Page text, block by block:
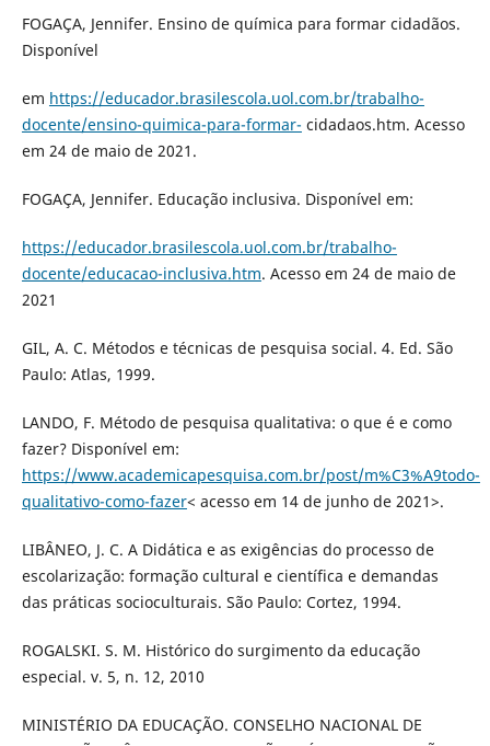
FOGAÇA, Jennifer. Ensino de química para formar cidadãos.
Disponível
em https://educador.brasilescola.uol.com.br/trabalho-
docente/ensino-quimica-para-formar- cidadaos.htm. Acesso
em 24 de maio de 2021.
FOGAÇA, Jennifer. Educação inclusiva. Disponível em:
https://educador.brasilescola.uol.com.br/trabalho-
docente/educacao-inclusiva.htm. Acesso em 24 de maio de
2021
GIL, A. C. Métodos e técnicas de pesquisa social. 4. Ed. São
Paulo: Atlas, 1999.
LANDO, F. Método de pesquisa qualitativa: o que é e como
fazer? Disponível em:
https://www.academicapesquisa.com.br/post/m%C3%A9todo-
qualitativo-como-fazer< acesso em 14 de junho de 2021>.
LIBÂNEO, J. C. A Didática e as exigências do processo de
escolarização: formação cultural e científica e demandas
das práticas socioculturais. São Paulo: Cortez, 1994.
ROGALSKI. S. M. Histórico do surgimento da educação
especial. v. 5, n. 12, 2010
MINISTÉRIO DA EDUCAÇÃO. CONSELHO NACIONAL DE